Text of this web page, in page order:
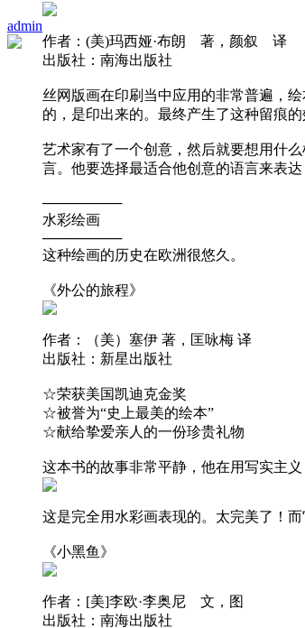
admin
作者：(美)玛西娅·布朗 著，颜叙 译
出版社：南海出版社
丝网版画在印刷当中应用的非常普遍，
的，是印出来的。最终产生了这种留痕的
艺术家有了一个创意，然后就要想用什
言。他要选择最适合他创意的语言来表
────────
水彩绘画
────────
这种绘画的历史在欧洲很悠久。
《外公的旅程》
作者：（美）塞伊 著，匡咏梅 译
出版社：新星出版社
☆荣获美国凯迪克金奖
☆被誉为“史上最美的绘本”
☆献给挚爱亲人的一份珍贵礼物
这本书的故事非常平静，他在用写实主
这是完全用水彩画表现的。太完美了！
《小黑鱼》
作者：[美]李欧·李奥尼 文，图
出版社：南海出版社